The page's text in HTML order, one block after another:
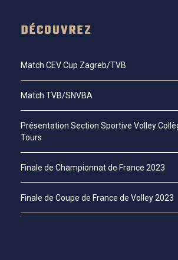
DÉCOUVREZ
Match CEV Cup Zagreb/TVB
Match TVB/SNVBA
Présentation Section Sportive Volley
Tours
Finale de Championnat de France 2023
Finale de Coupe de France de Volley 2023